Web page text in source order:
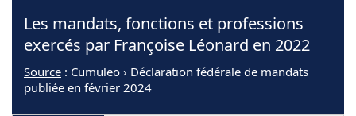
Les mandats, fonctions et professions
exercés par Françoise Léonard en 2022
Source : Cumuleo › Déclaration fédérale de mandats
publiée en février 2024